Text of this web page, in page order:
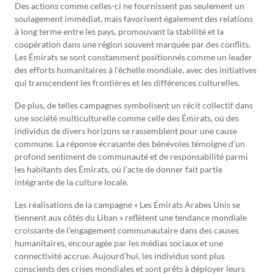
Des actions comme celles-ci ne fournissent pas seulement un
soulagement immédiat, mais favorisent également des relations
à long terme entre les pays, promouvant la stabilité et la
coopération dans une région souvent marquée par des conflits.
Les Émirats se sont constamment positionnés comme un leader
des efforts humanitaires à l’échelle mondiale, avec des initiatives
qui transcendent les frontières et les différences culturelles.
De plus, de telles campagnes symbolisent un récit collectif dans
une société multiculturelle comme celle des Émirats, où des
individus de divers horizons se rassemblent pour une cause
commune. La réponse écrasante des bénévoles témoigne d’un
profond sentiment de communauté et de responsabilité parmi
les habitants des Émirats, où l’acte de donner fait partie
intégrante de la culture locale.
Les réalisations de la campagne « Les Émirats Arabes Unis se
tiennent aux côtés du Liban » reflètent une tendance mondiale
croissante de l’engagement communautaire dans des causes
humanitaires, encouragée par les médias sociaux et une
connectivité accrue. Aujourd’hui, les individus sont plus
conscients des crises mondiales et sont prêts à déployer leurs